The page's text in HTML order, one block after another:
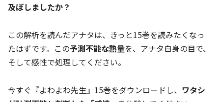
及ぼしましたか？
この解析を読んだアナタは、きっと15巻を読みたくなっ
たはずです。この予測不能な熱量を、アナタ自身の目で、
そして感性で処理してください。
今すぐ『よわよわ先生』15巻をダウンロードし、 ワタシ